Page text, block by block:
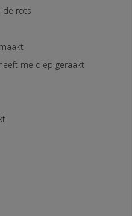
de rots
me diep geraakt